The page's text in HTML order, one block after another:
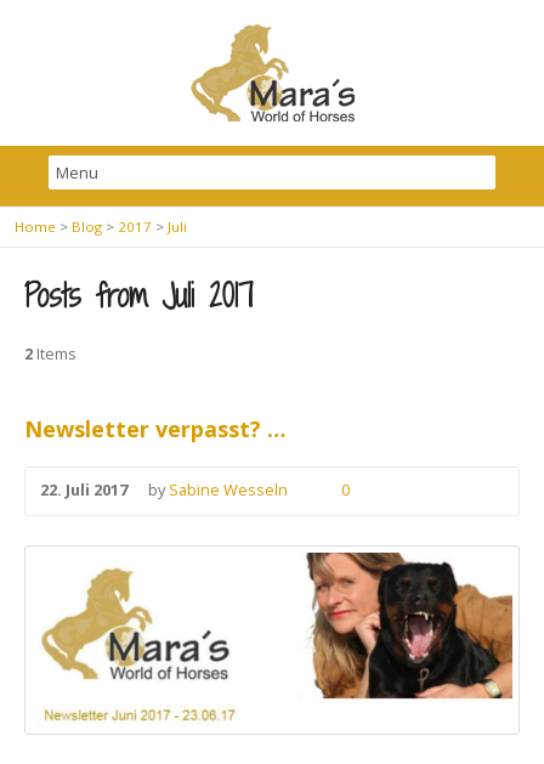
Home > Blog > 2017 > Juli
Posts from Juli 2017
2 Items
Newsletter verpasst? …
22. Juli 2017 bySabine Wesseln 0